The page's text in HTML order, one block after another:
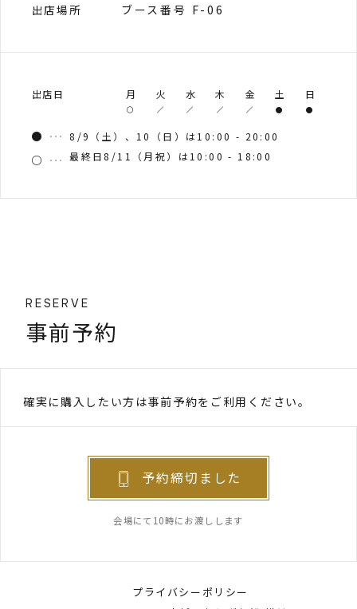
出店場所 ブース番号 F-06
出店日 月 火 水 木 金 土 日
8/9（土）、10（日）は10:00 - 20:00
最終日8/11（月祝）は10:00 - 18:00
RESERVE
事前予約
確実に購入したい方は事前予約をご利用ください。
予約締切ました
会場にて10時にお渡しします
プライバシーポリシー